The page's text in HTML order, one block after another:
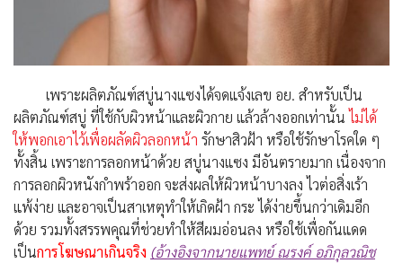
เพราะผลิตภัณฑ์สบู่นางแซงได้จดแจ้งเลข อย. สำหรับเป็น
ผลิตภัณฑ์สบู่ ที่ใช้กับผิวหน้าและผิวกาย แล้วล้างออกเท่านั้นไม่ได้
ให้พอกเอาไว้เพื่อผลัดผิวลอกหน้า รักษาสิวฝ้า หรือใช้รักษาโรคใด ๆ
ทั้งสิ้น เพราะการลอกหน้าด้วย สบู่นางแซง มีอันตรายมาก เนื่องจาก
การลอกผิวหนังกำพร้าออก จะส่งผลให้ผิวหน้าบางลง ไวต่อสิ่งเร้า
แพ้ง่าย และอาจเป็นสาเหตุทำให้เกิดฝ้า กระ ได้ง่ายขึ้นกว่าเดิมอีก
ด้วย รวมทั้งสรรพคุณที่ช่วยทำให้สีผมอ่อนลง หรือใช้เพื่อกันแดด
เป็นการโฆษณาเกินจริง (อ้างอิงจากนายแพทย์ ณรงค์ อภิกุลวณิช